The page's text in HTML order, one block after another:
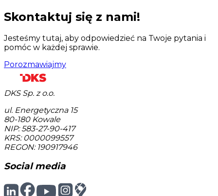
Skontaktuj się z nami!
Jesteśmy tutaj, aby odpowiedzieć na Twoje pytania i
pomóc w każdej sprawie.
Porozmawiajmy
DKS Sp. z o.o.
ul. Energetyczna 15
80-180 Kowale
NIP: 583-27-90-417
KRS: 0000099557
REGON: 190917946
Social media